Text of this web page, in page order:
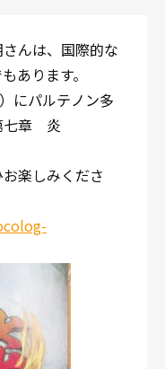
グジム
8 第2原嶋ビル1F
・祝 14:00〜19:00
んは、国際的な
あります。
にパルテノン多
七章 炎
楽しみくださ